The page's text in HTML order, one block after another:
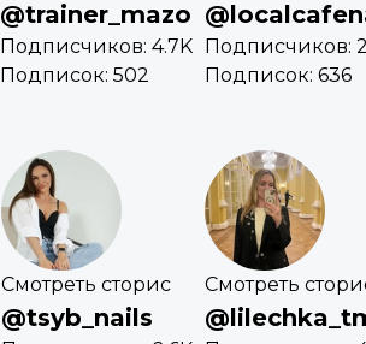
@trainer_mazo
Подписчиков: 4.7K
Подписок: 502
Подписчиков:
Подписок: 636
Смотреть сторис
@tsyb_nails
Смотреть